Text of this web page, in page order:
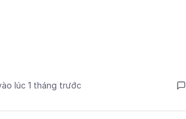
lúc 1 tháng trước